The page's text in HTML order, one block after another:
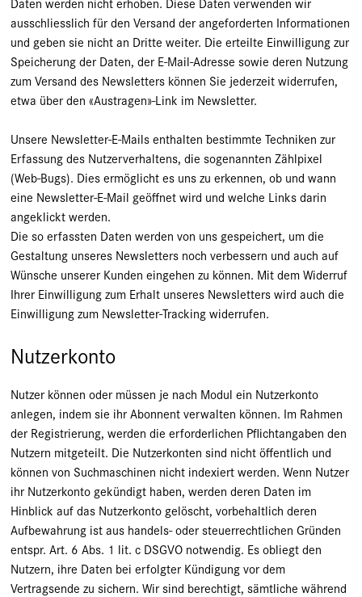
ausschliesslich für den Versand der angeforderten Informationen
und geben sie nicht an Dritte weiter. Die erteilte Einwilligung zur
Speicherung der Daten, der E-Mail-Adresse sowie deren Nutzung
zum Versand des Newsletters können Sie jederzeit widerrufen,
etwa über den «Austragen»-Link im Newsletter.
Unsere Newsletter-E-Mails enthalten bestimmte Techniken zur
Erfassung des Nutzerverhaltens, die sogenannten Zählpixel
(Web-Bugs). Dies ermöglicht es uns zu erkennen, ob und wann
eine Newsletter-E-Mail geöffnet wird und welche Links darin
angeklickt werden.
Die so erfassten Daten werden von uns gespeichert, um die
Gestaltung unseres Newsletters noch verbessern und auch auf
Wünsche unserer Kunden eingehen zu können. Mit dem Widerruf
Ihrer Einwilligung zum Erhalt unseres Newsletters wird auch die
Einwilligung zum Newsletter-Tracking widerrufen.
Nutzerkonto
Nutzer können oder müssen je nach Modul ein Nutzerkonto
anlegen, indem sie ihr Abonnent verwalten können. Im Rahmen
der Registrierung, werden die erforderlichen Pflichtangaben den
Nutzern mitgeteilt. Die Nutzerkonten sind nicht öffentlich und
können von Suchmaschinen nicht indexiert werden. Wenn Nutzer
ihr Nutzerkonto gekündigt haben, werden deren Daten im
Hinblick auf das Nutzerkonto gelöscht, vorbehaltlich deren
Aufbewahrung ist aus handels- oder steuerrechtlichen Gründen
entspr. Art. 6 Abs. 1 lit. c DSGVO notwendig. Es obliegt den
Nutzern, ihre Daten bei erfolgter Kündigung vor dem
Vertragsende zu sichern. Wir sind berechtigt, sämtliche während